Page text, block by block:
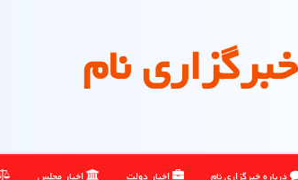
خبرگزاری نام
درباره خبرگزاری نام اخبار دولت اخبار مجلس